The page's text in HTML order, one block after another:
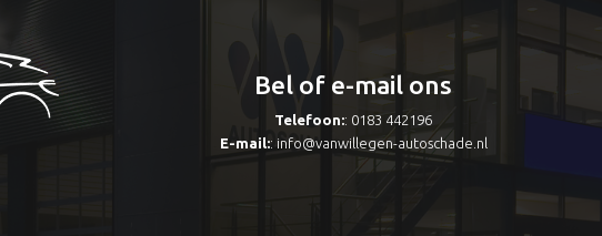
Bel of e-mail ons
Telefoon:: 0183 442196
E-mail:: info@vanwillegen-autoschade.nl